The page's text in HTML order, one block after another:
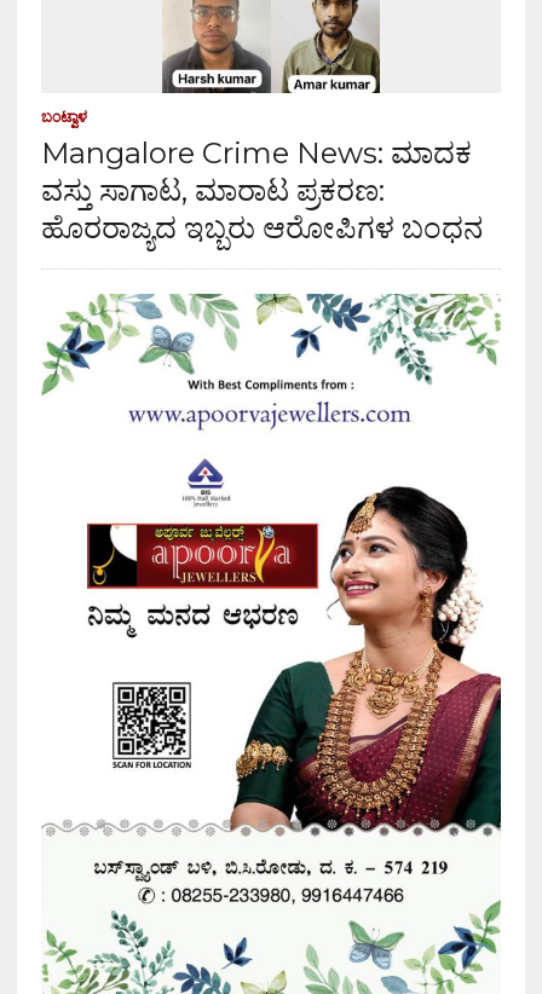
ಬಂಟ್ವಾಳ
Mangalore Crime News: ಮಾದಕ
ವಸ್ತು ಸಾಗಾಟ, ಮಾರಾಟ ಪ್ರಕರಣ:
ಹೊರರಾಜ್ಯದ ಇಬ್ಬರು ಆರೋಪಿಗಳ ಬಂಧನ